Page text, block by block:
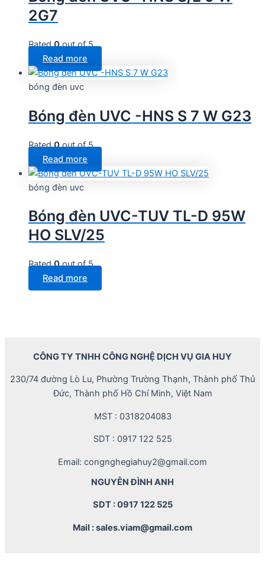
2G7
Rated0out of 5
Read more
bóng đèn uvc
Bóng đèn UVC -HNS S 7 W G23
Rated0out of 5
Read more
bóng đèn uvc
Bóng đèn UVC-TUV TL-D 95W
HO SLV/25
Rated0out of 5
Read more
CÔNG TY TNHH CÔNG NGHỆ DỊCH VỤ GIA HUY
230/74 đường Lò Lu, Phường Trường Thạnh, Thành phố Thủ
Đức, Thành phố Hồ Chí Minh, Việt Nam
MST : 0318204083
SDT : 0917 122 525
Email: congnghegiahuy2@gmail.com
NGUYỄN ĐÌNH ANH
SDT : 0917 122 525
Mail : sales.viam@gmail.com